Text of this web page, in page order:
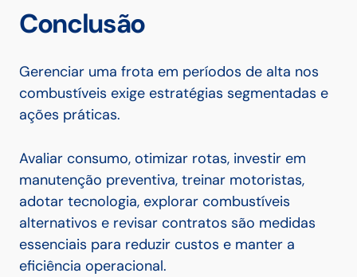
Conclusão
Gerenciar uma frota em períodos de alta nos
combustíveis exige estratégias segmentadas e
ações práticas.
Avaliar consumo, otimizar rotas, investir em
manutenção preventiva, treinar motoristas,
adotar tecnologia, explorar combustíveis
alternativos e revisar contratos são medidas
essenciais para reduzir custos e manter a
eficiência operacional.